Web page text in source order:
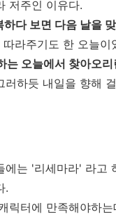
저주인 이유다.
다 보면 다음 날을
라주기도 한 오늘이
는 오늘에서 찾아오
러하듯 내일을 향해
에는 '리세마라' 라고
.
릭터에 만족해야하